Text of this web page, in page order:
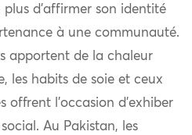
d’affirmer son identité
à une communauté.
apportent de la chaleur
les habits de soie et ceux
offrent l’occasion d’exhiber
Au Pakistan, les